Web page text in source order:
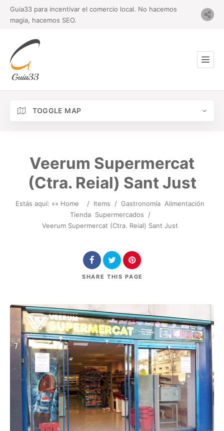
Guia33 para incentivar el comercio local. No hacemos
magia, hacemos SEO.
TOGGLE MAP
Veerum Supermercat
(Ctra. Reial) Sant Just
Estás aquí: »» Home / Items / Gastronomía Alimentación
Tienda Supermercados
/
Veerum Supermercat (Ctra. Reial) Sant Just
SHARE THIS PAGE